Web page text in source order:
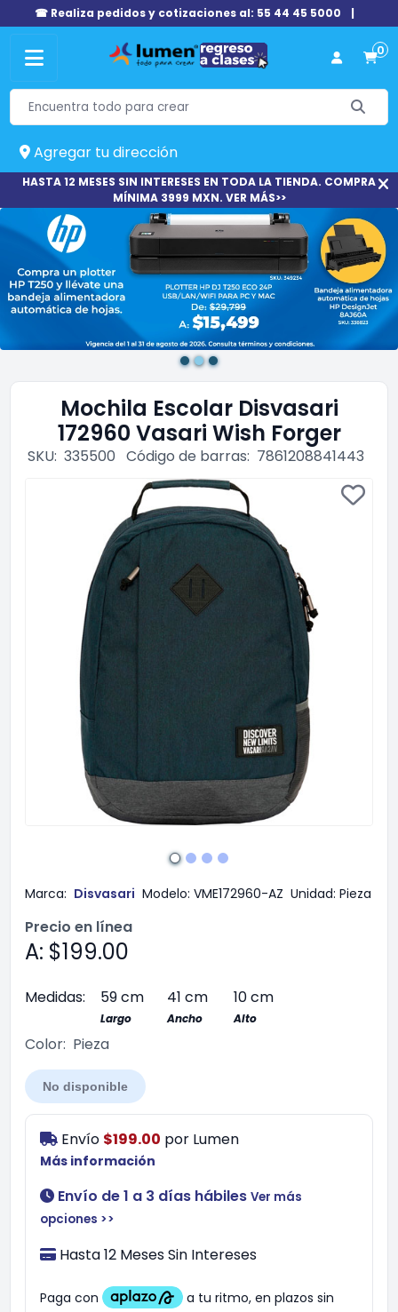
☎ Realiza pedidos y cotizaciones al: 55 44 45 5000 |
0
Agregar tu dirección
HASTA 12 MESES SIN INTERESES EN TODA LA TIENDA. COMPRA
MÍNIMA 3999 MXN. VER MÁS>>
Mochila Escolar Disvasari
172960 Vasari Wish Forger
SKU: 335500 Código de barras: 7861208841443
Marca: Disvasari Modelo: VME172960-AZ Unidad: Pieza
Precio en línea
A: $199.00
Medidas: 59 cm 41 cm 10 cm
Largo Ancho Alto
Color: Pieza
No disponible
Envío $199.00 por Lumen
Más información
Envío de 1 a 3 días hábiles Ver más
opciones >>
Hasta 12 Meses Sin Intereses